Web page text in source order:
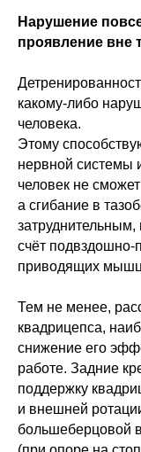
Нарушение
проявление вне
какому-либо
человека.
Этому
нервной системы
человек не
а сгибание в
затруднительным,
счёт подвздошно-
приводящих
Тем не менее,
квадрицепса,
снижение его
работе. Задние
поддержку
и внешней
большеберцовой
Работа с осанкой
Дмитрий Горковский.
Подробнее о
Александр Мироненко.
Оформить • 2 999 ₽